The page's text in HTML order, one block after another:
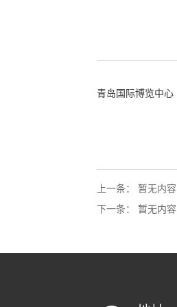
青岛国际博览中心
上一条：
暂无内容
下一条：
暂无内容